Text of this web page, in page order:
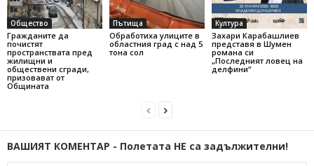
Общество
Гражданите да
почистят
пространствата пред
жилищни и
обществени сгради,
призовават от
Общината
Пътища
Обработиха улиците в
областния град с над 5
тона сол
Култура
Захари Карабашлиев
представя в Шумен
романа си
„Последният ловец на
делфини“
ВАШИЯТ КОМЕНТАР - Полетата НЕ са задължителни!